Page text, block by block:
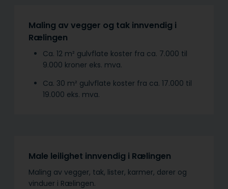
Maling av vegger og tak innvendig i
Rælingen
Ca. 12 m² gulvflate koster fra ca. 7.000 til
9.000 kroner eks. mva.
Ca. 30 m² gulvflate koster fra ca. 17.000 til
19.000 eks. mva.
Male leilighet innvendig i Rælingen
Maling av vegger, tak, lister, karmer, dører og
vinduer i Rælingen.